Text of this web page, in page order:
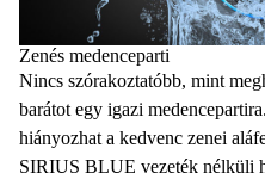
Zenés medenceparti
Nincs szórakoztatóbb, mint
barátot egy igazi
hiányozhat a kedvenc zenei
SIRIUS BLUE vezeték nélküli